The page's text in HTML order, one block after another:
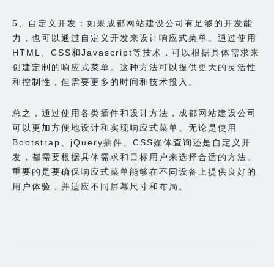
5、自定义开发：如果成都网站建设公司有足够的开发能
力，也可以通过自定义开发来设计响应式菜单。通过使用
HTML、CSS和Javascript等技术，可以根据具体需求来
创建定制的响应式菜单。这种方法可以提供更大的灵活性
和控制性，但需要更多的时间和技术投入。
总之，通过使用各类插件和设计方法，成都网站建设公司
可以更加方便地设计和实现响应式菜单。无论是使用
Bootstrap、jQuery插件、CSS媒体查询还是自定义开
发，都需要根据具体需求和目标用户来选择合适的方法。
重要的是要确保响应式菜单能够在不同设备上提供良好的
用户体验，并适应不同屏幕尺寸和布局。